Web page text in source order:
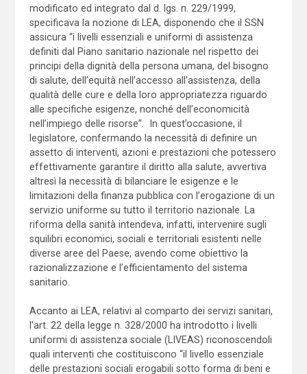
modificato ed integrato dal d. lgs. n. 229/1999,
specificava la nozione di LEA, disponendo che il SSN
assicura “i livelli essenziali e uniformi di assistenza
definiti dal Piano sanitario nazionale nel rispetto dei
principi della dignità della persona umana, del bisogno
di salute, dell’equità nell’accesso all’assistenza, della
qualità delle cure e della loro appropriatezza riguardo
alle specifiche esigenze, nonché dell’economicità
nell’impiego delle risorse”. In quest’occasione, il
legislatore, confermando la necessità di definire un
assetto di interventi, azioni e prestazioni che potessero
effettivamente garantire il diritto alla salute, avvertiva
altresì la necessità di bilanciare le esigenze e le
limitazioni della finanza pubblica con l’erogazione di un
servizio uniforme su tutto il territorio nazionale. La
riforma della sanità intendeva, infatti, intervenire sugli
squilibri economici, sociali e territoriali esistenti nelle
diverse aree del Paese, avendo come obiettivo la
razionalizzazione e l’efficientamento del sistema
sanitario.
Accanto ai LEA, relativi al comparto dei servizi sanitari,
l’art. 22 della legge n. 328/2000 ha introdotto i livelli
uniformi di assistenza sociale (LIVEAS) riconoscendoli
quali interventi che costituiscono “il livello essenziale
delle prestazioni sociali erogabili sotto forma di beni e